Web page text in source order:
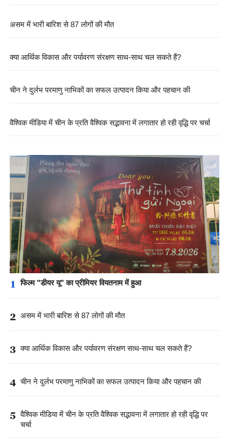
असम में भारी बारिश से 87 लोगों की मौत
क्या आर्थिक विकास और पर्यावरण संरक्षण साथ-साथ चल सकते हैं?
चीन ने दुर्लभ परमाणु नाभिकों का सफल उत्पादन किया और पहचान की
वैश्विक मीडिया में चीन के प्रति वैश्विक सद्भावना में लगातार हो रही वृद्धि पर चर्चा
1 फिल्म "डीयर यू" का प्रीमियर वियतनाम में हुआ
2 असम में भारी बारिश से 87 लोगों की मौत
3 क्या आर्थिक विकास और पर्यावरण संरक्षण साथ-साथ चल सकते हैं?
4 चीन ने दुर्लभ परमाणु नाभिकों का सफल उत्पादन किया और पहचान की
5 वैश्विक मीडिया में चीन के प्रति वैश्विक सद्भावना में लगातार हो रही वृद्धि पर
चर्चा